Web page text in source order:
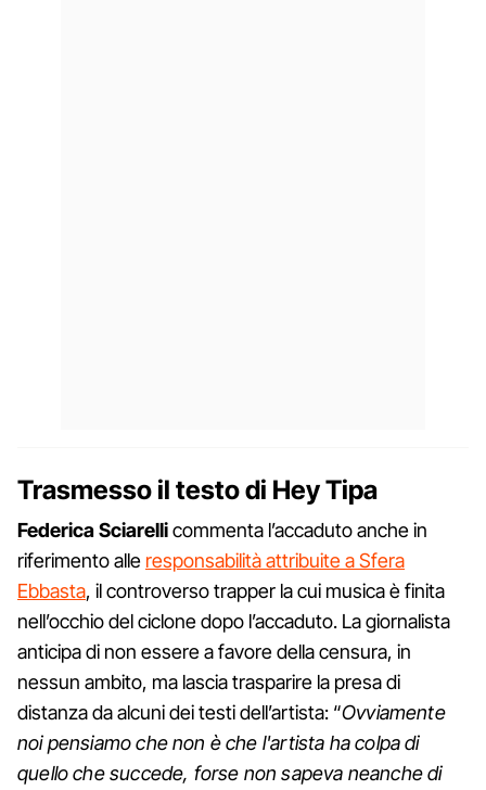
Trasmesso il testo di Hey Tipa
Federica Sciarellicommenta l’accaduto anche in
riferimento alle responsabilità attribuite a Sfera
Ebbasta, il controverso trapper la cui musica è finita
nell’occhio del ciclone dopo l’accaduto. La giornalista
anticipa di non essere a favore della censura, in
nessun ambito, ma lascia trasparire la presa di
distanza da alcuni dei testi dell’artista: “Ovviamente
noi pensiamo che non è che l'artista ha colpa di
quello che succede, forse non sapeva neanche di